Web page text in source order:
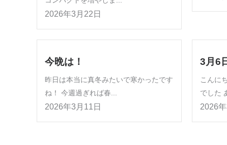
2026年3月22日
今晩は！
昨日は本当に真冬みたいで寒かったです
ね！ 今週過ぎれば春...
2026年3月11日
3月6
こんに
でした
2026